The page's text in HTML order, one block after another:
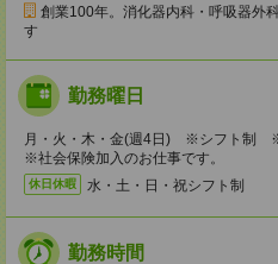
創業100年。消化器内科・呼吸器外
す
勤務曜日
月・火・木・金(週4日) ※シフト制 ※
※社会保険加入のお仕事です。
休日休暇 水・土・日・祝シフト制
勤務時間